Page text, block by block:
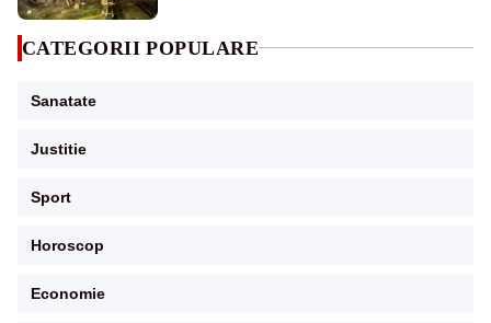
CATEGORII POPULARE
Sanatate
Justitie
Sport
Horoscop
Economie